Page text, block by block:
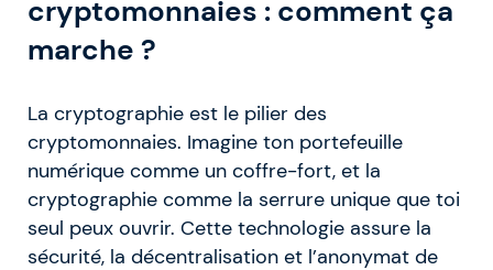
cryptomonnaies : comment ça
marche ?
La cryptographie est le pilier des
cryptomonnaies. Imagine ton portefeuille
numérique comme un coffre-fort, et la
cryptographie comme la serrure unique que toi
seul peux ouvrir. Cette technologie assure la
sécurité, la décentralisation et l’anonymat de